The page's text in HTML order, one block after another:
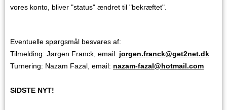
vores konto, bliver "status" ændret til "bekræftet".
Eventuelle spørgsmål besvares af:
Tilmelding: Jørgen Franck, email: jorgen.franck@get2net.dk
Turnering: Nazam Fazal, email: nazam-fazal@hotmail.com
SIDSTE NYT!